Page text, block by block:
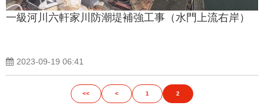
一級河川六軒家川防潮堤補強工事（水門上流右岸）
2023-09-19 06:41
<< < 1 2